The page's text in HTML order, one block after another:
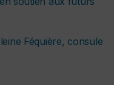
Féquière, consule